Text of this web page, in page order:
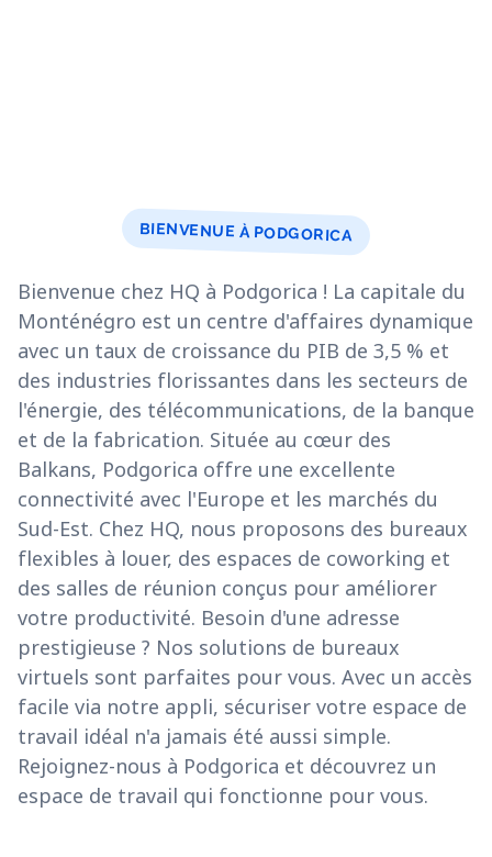
BIENVENUE À PODGORICA
Bienvenue chez HQ à Podgorica ! La capitale du
Monténégro est un centre d'affaires dynamique
avec un taux de croissance du PIB de 3,5 % et
des industries florissantes dans les secteurs de
l'énergie, des télécommunications, de la banque
et de la fabrication. Située au cœur des
Balkans, Podgorica offre une excellente
connectivité avec l'Europe et les marchés du
Sud-Est. Chez HQ, nous proposons des bureaux
flexibles à louer, des espaces de coworking et
des salles de réunion conçus pour améliorer
votre productivité. Besoin d'une adresse
prestigieuse ? Nos solutions de bureaux
virtuels sont parfaites pour vous. Avec un accès
facile via notre appli, sécuriser votre espace de
travail idéal n'a jamais été aussi simple.
Rejoignez-nous à Podgorica et découvrez un
espace de travail qui fonctionne pour vous.